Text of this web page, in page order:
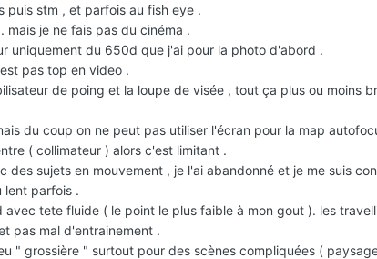
puis stm , et parfois au fish eye .
je ne fais pas du cinéma .
uniquement du 650d que j'ai pour la photo d'abord .
pas top en video .
de poing et la loupe de visée , tout ça plus ou moins
du coup on ne peut pas utiliser l'écran pour la map
( collimateur ) alors c'est limitant .
des sujets en mouvement , je l'ai abandonné et je me suis
lent parfois .
tete fluide ( le point le plus faible à mon gout ). les
pas mal d'entrainement .
" grossière " surtout pour des scènes compliquées (